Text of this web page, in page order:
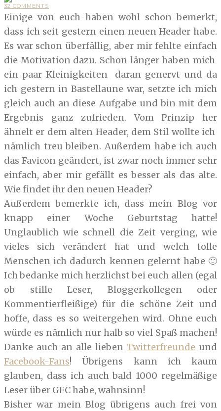
32 COMMENTS
Einige von euch haben wohl schon bemerkt,
dass ich seit gestern einen neuen Header habe.
Es war schon überfällig, aber mir fehlte einfach
die Motivation dazu. Schon länger haben mich
ein paar Kleinigkeiten daran genervt und da
ich gestern in Bastellaune war, setzte ich mich
gleich auch an diese Aufgabe und bin mit dem
Ergebnis ganz zufrieden. Vom Prinzip her
ähnelt er dem alten Header, dem Stil wollte ich
nämlich treu bleiben. Außerdem habe ich auch
das Favicon geändert, ist zwar noch immer sehr
einfach, aber mir gefällt es besser als das alte.
Wie findet ihr den neuen Header?
Außerdem bemerkte ich, dass mein Blog vor
knapp einer Woche Geburtstag hatte!
Unglaublich wie schnell die Zeit verging, wie
vieles sich verändert hat und welch tolle
Menschen ich dadurch kennen gelernt habe 🙂
Ich bedanke mich herzlichst bei euch allen (egal
ob stille Leser, Bloggerkollegen oder
Kommentierfleißige) für die schöne Zeit und
hoffe, dass es so weitergehen wird. Ohne euch
würde es nämlich nur halb so viel Spaß machen!
Danke auch an alle lieben Twitterfreunde und
Facebook-Fans! Übrigens kann ich kaum
glauben, dass ich auch bald 1000 regelmäßige
Leser über GFC habe, wahnsinn!
Bisher war mein Blog übrigens auch frei von